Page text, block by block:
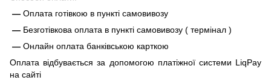
— Оплата готівкою в пункті самовивозу
— Безготівкова оплата в пункті самовивозу ( термінал )
— Онлайн оплата банківською карткою
Оплата відбувається за допомогою платіжної системи LiqPay
на сайті